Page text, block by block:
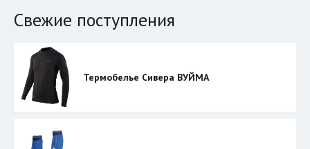
Свежие поступления
Термобелье Сивера ВУЙМА